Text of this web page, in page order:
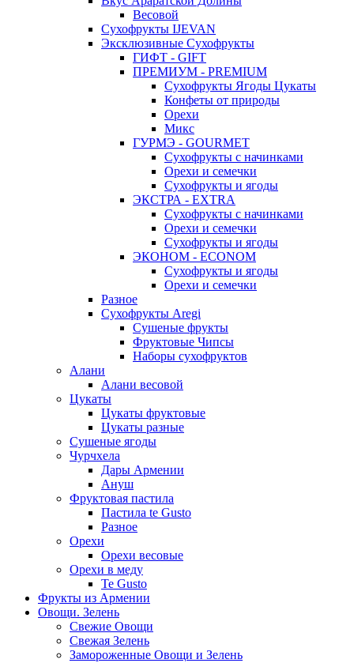
Весовой
Сухофрукты IJEVAN
Эксклюзивные Сухофрукты
ГИФТ - GIFT
ПРЕМИУМ - PREMIUM
Сухофрукты Ягоды Цукаты
Конфеты от природы
Орехи
Микс
ГУРМЭ - GOURMET
Сухофрукты с начинками
Орехи и семечки
Сухофрукты и ягоды
ЭКСТРА - EXTRA
Сухофрукты с начинками
Орехи и семечки
Сухофрукты и ягоды
ЭКОНОМ - ECONOM
Сухофрукты и ягоды
Орехи и семечки
Разное
Сухофрукты Aregi
Сушеные фрукты
Фруктовые Чипсы
Наборы сухофруктов
Алани
Алани весовой
Цукаты
Цукаты фруктовые
Цукаты разные
Сушеные ягоды
Чурчхела
Дары Армении
Ануш
Фруктовая пастила
Пастила te Gusto
Разное
Орехи
Орехи весовые
Орехи в меду
Te Gusto
Фрукты из Армении
Овощи. Зелень
Свежие Овощи
Свежая Зелень
Замороженные Овощи и Зелень